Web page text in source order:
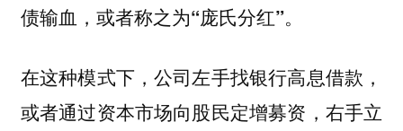
债输血，或者称之为“庞氏分红”。
在这种模式下，公司左手找银行高息借款，
或者通过资本市场向股民定增募资，右手立